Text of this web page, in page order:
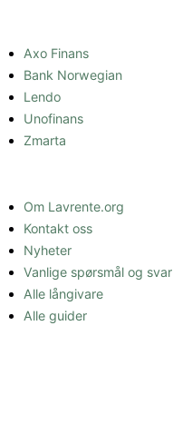
Axo Finans
Bank Norwegian
Lendo
Unofinans
Zmarta
Om Lavrente.org
Kontakt oss
Nyheter
Vanlige spørsmål og svar
Alle långivare
Alle guider